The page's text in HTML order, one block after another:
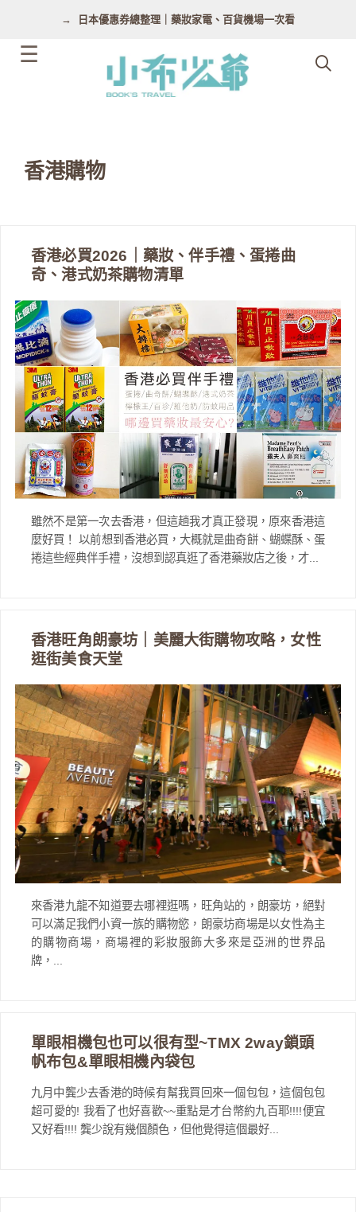
日本優惠券總整理｜藥妝家電、百貨機場一次看
香港購物
香港必買2026｜藥妝、伴手禮、蛋捲曲
奇、港式奶茶購物清單
雖然不是第一次去香港，但這趟我才真正發現，原來香港這
麼好買！ 以前想到香港必買，大概就是曲奇餅、蝴蝶酥、蛋
捲這些經典伴手禮，沒想到認真逛了香港藥妝店之後，才...
香港旺角朗豪坊｜美麗大街購物攻略，女性
逛街美食天堂
來香港九龍不知道要去哪裡逛嗎，旺角站的，朗豪坊，絕對
可以滿足我們小資一族的購物慾，朗豪坊商場是以女性為主
的購物商場，商場裡的彩妝服飾大多來是亞洲的世界品
牌，...
單眼相機包也可以很有型~TMX 2way鎖頭
帆布包&單眼相機內袋包
九月中龔少去香港的時候有幫我買回來一個包包，這個包包
超可愛的! 我看了也好喜歡~~重點是才台幣約九百耶!!!!便宜
又好看!!!! 龔少說有幾個顏色，但他覺得這個最好...